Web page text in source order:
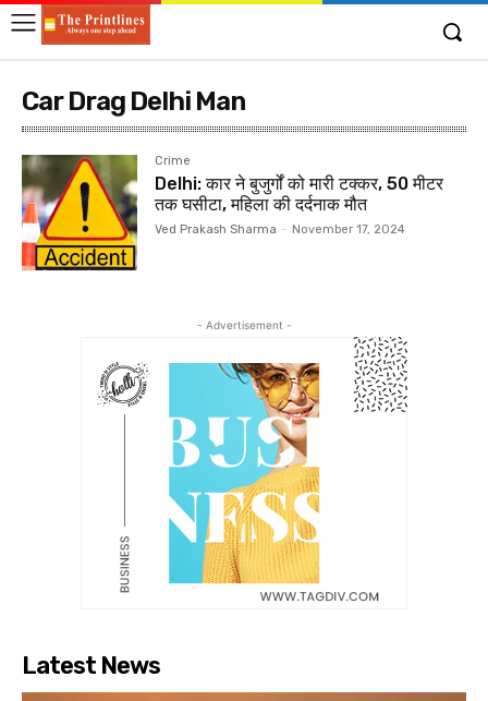
Car Drag Delhi Man
Crime
Delhi: कार ने बुजुर्गों को मारी टक्कर, 50 मीटर
तक घसीटा, महिला की दर्दनाक मौत
Ved Prakash Sharma - November 17, 2024
- Advertisement -
Latest News